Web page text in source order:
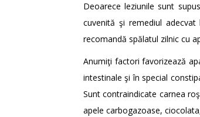
Deoarece leziunile sunt
cuvenită şi remediul
recomandă spălatul zilnic cu
Anumiţi factori favorizează
intestinale şi în special
Sunt contraindicate carnea
apele carbogazoase,